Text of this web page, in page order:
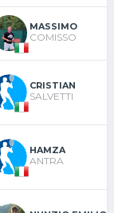
MASSIMO
COMISSO
CRISTIAN
SALVETTI
HAMZA
ANTRA